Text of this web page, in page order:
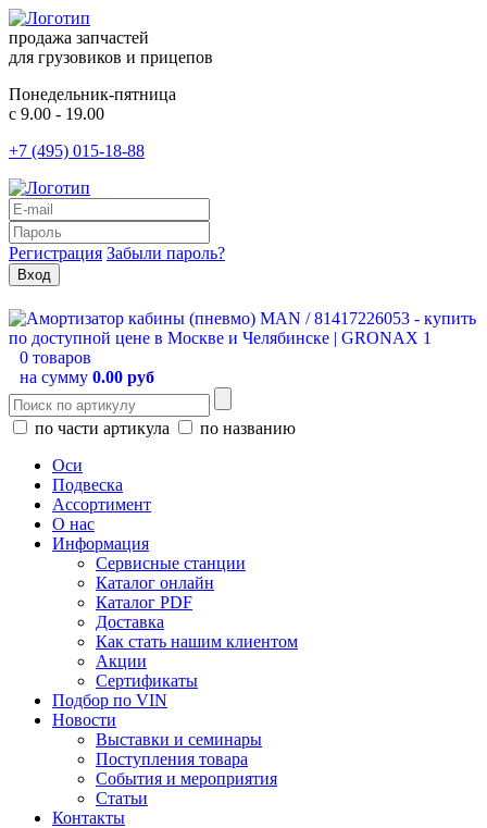
продажа запчастей
для грузовиков и прицепов
Понедельник-пятница
с 9.00 - 19.00
+7 (495) 015-18-88
Регистрация Забыли пароль?
0 товаров
на сумму 0.00 руб
по части артикула
по названию
Оси
Подвеска
Ассортимент
О нас
Информация
Сервисные станции
Каталог онлайн
Каталог PDF
Доставка
Как стать нашим клиентом
Акции
Сертификаты
Подбор по VIN
Новости
Выставки и семинары
Поступления товара
События и мероприятия
Статьи
Контакты